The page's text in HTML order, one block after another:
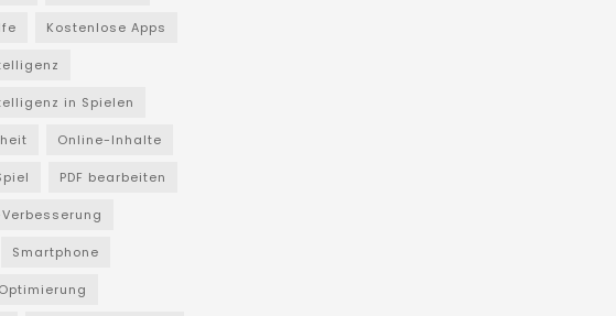
Kostenlose Apps
in Spielen
Online-Inhalte
PDF bearbeiten
Smartphone